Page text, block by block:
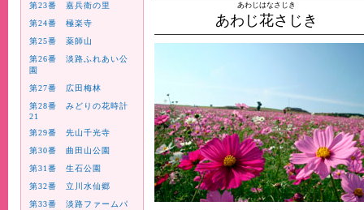
第23番 嘉兵衛の里
第24番 極楽寺
第25番 薬師山
第26番 淡路ふれあい公
園
第27番 広田梅林
第28番 みどりの花時計
21
第29番 先山千光寺
第30番 曲田山公園
第31番 生石公園
第32番 立川水仙郷
第33番 淡路ファームパ
あわじはなさじき
あわじ花さじき